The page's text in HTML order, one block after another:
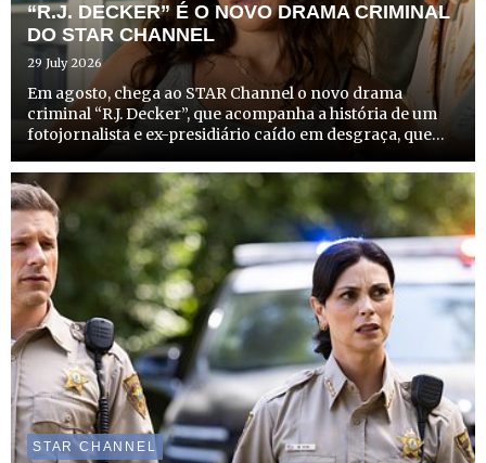
“R.J. DECKER” É O NOVO DRAMA CRIMINAL
DO STAR CHANNEL
29 July 2026
Em agosto, chega ao STAR Channel o novo drama
criminal “R.J. Decker”, que acompanha a história de um
fotojornalista e ex-presidiário caído em desgraça, que
solarengo e criminoso Sul da Flórida. A estreia desta
produção que com...
STAR CHANNEL